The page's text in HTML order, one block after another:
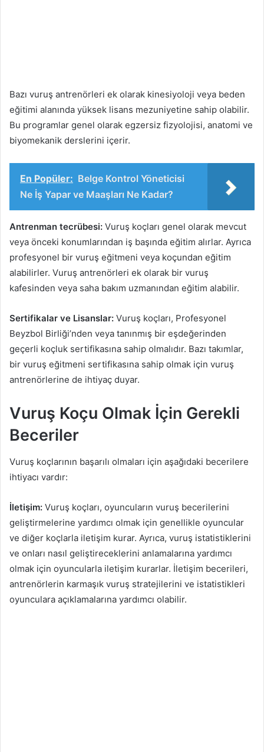
Bazı vuruş antrenörleri ek olarak kinesiyoloji veya beden
eğitimi alanında yüksek lisans mezuniyetine sahip olabilir.
Bu programlar genel olarak egzersiz fizyolojisi, anatomi ve
biyomekanik derslerini içerir.
En Popüler: Belge Kontrol Yöneticisi
Ne İş Yapar ve Maaşları Ne Kadar?
Antrenman tecrübesi: Vuruş koçları genel olarak mevcut
veya önceki konumlarından iş başında eğitim alırlar. Ayrıca
profesyonel bir vuruş eğitmeni veya koçundan eğitim
alabilirler. Vuruş antrenörleri ek olarak bir vuruş
kafesinden veya saha bakım uzmanından eğitim alabilir.
Sertifikalar ve Lisanslar: Vuruş koçları, Profesyonel
Beyzbol Birliği’nden veya tanınmış bir eşdeğerinden
geçerli koçluk sertifikasına sahip olmalıdır. Bazı takımlar,
bir vuruş eğitmeni sertifikasına sahip olmak için vuruş
antrenörlerine de ihtiyaç duyar.
Vuruş Koçu Olmak İçin Gerekli
Beceriler
Vuruş koçlarının başarılı olmaları için aşağıdaki becerilere
ihtiyacı vardır:
İletişim: Vuruş koçları, oyuncuların vuruş becerilerini
geliştirmelerine yardımcı olmak için genellikle oyuncular
ve diğer koçlarla iletişim kurar. Ayrıca, vuruş istatistiklerini
ve onları nasıl geliştireceklerini anlamalarına yardımcı
olmak için oyuncularla iletişim kurarlar. İletişim becerileri,
antrenörlerin karmaşık vuruş stratejilerini ve istatistikleri
oyunculara açıklamalarına yardımcı olabilir.